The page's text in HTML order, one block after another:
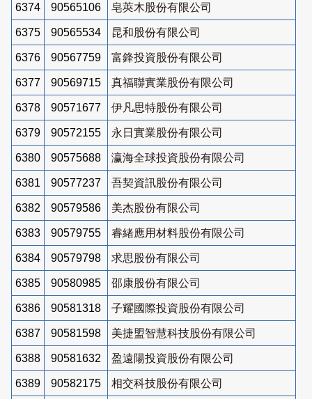
6374 90565106 皂莢木股份有限公司
6375 90565534 昆和股份有限公司
6376 90567759 富鋒投資股份有限公司
6377 90569715 真福聯實業股份有限公司
6378 90571677 伊凡思特股份有限公司
6379 90572155 永日實業股份有限公司
6380 90575688 瀛海全球投資股份有限公司
6381 90577237 吾契資訊股份有限公司
6382 90579586 美杰股份有限公司
6383 90579755 睿緒應用材料股份有限公司
6384 90579798 求思股份有限公司
6385 90580985 邵康股份有限公司
6386 90581318 子耀國際投資股份有限公司
6387 90581598 美捷盟智慧科技股份有限公司
6388 90581632 盈遠陽投資股份有限公司
6389 90582175 相交科技股份有限公司